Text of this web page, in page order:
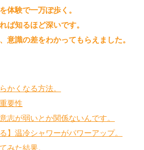
体験で一万ぽ歩く。
ば知るほど深いです。
意識の差をわかってもらえました。
かくなる方法。
要性
志が弱いとか関係ないんです。
】温冷シャワーがパワーアップ。
みた結果。